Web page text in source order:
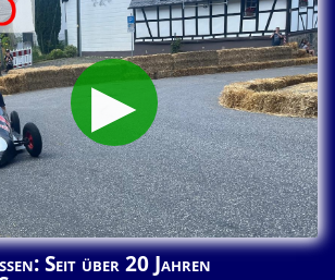
Seit über 20 Jahren